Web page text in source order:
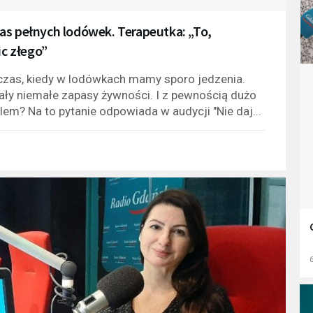
pełnych lodówek. Terapeutka: „To,
złego”
kiedy w lodówkach mamy sporo jedzenia.
niemałe zapasy żywności. I z pewnością dużo
Na to pytanie odpowiada w audycji "Nie daj...